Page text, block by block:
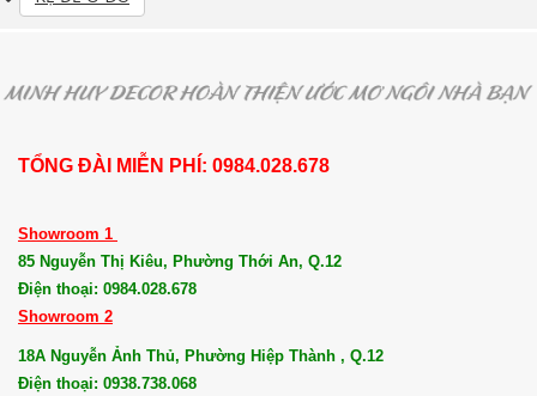
TỔNG ĐÀI MIỄN PHÍ: 0984.028.678
Showroom 1
85 Nguyễn Thị Kiêu, Phường Thới An, Q.12
Điện thoại: 0984.028.678
Showroom 2
18A Nguyễn Ảnh Thủ, Phường Hiệp Thành , Q.12
Điện thoại: 0938.738.068